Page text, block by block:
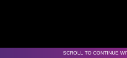
SCROLL TO CONTINUE